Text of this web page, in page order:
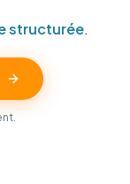
structurée.